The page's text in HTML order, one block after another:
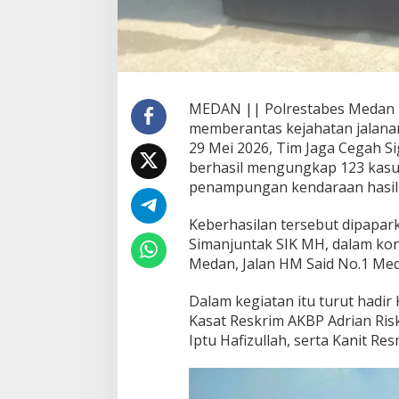
5
T
n
g
a
D
a
m
a
n
a
n
D
l
MEDAN || Polrestabes
memberantas kejahatan
29 Mei 2026, Tim Jaga Cegah
berhasil mengungkap 123
penampungan kendaraan
Keberhasilan tersebut
Simanjuntak SIK MH, dalam
Medan, Jalan HM Said No.1
Dalam kegiatan itu turut hadir
Kasat Reskrim AKBP Adrian
Iptu Hafizullah, serta Kanit